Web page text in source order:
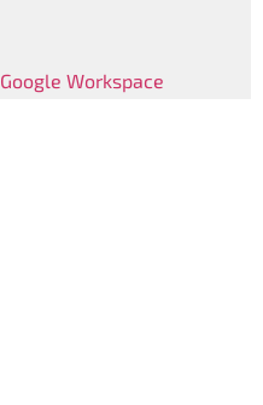
Google Workspace